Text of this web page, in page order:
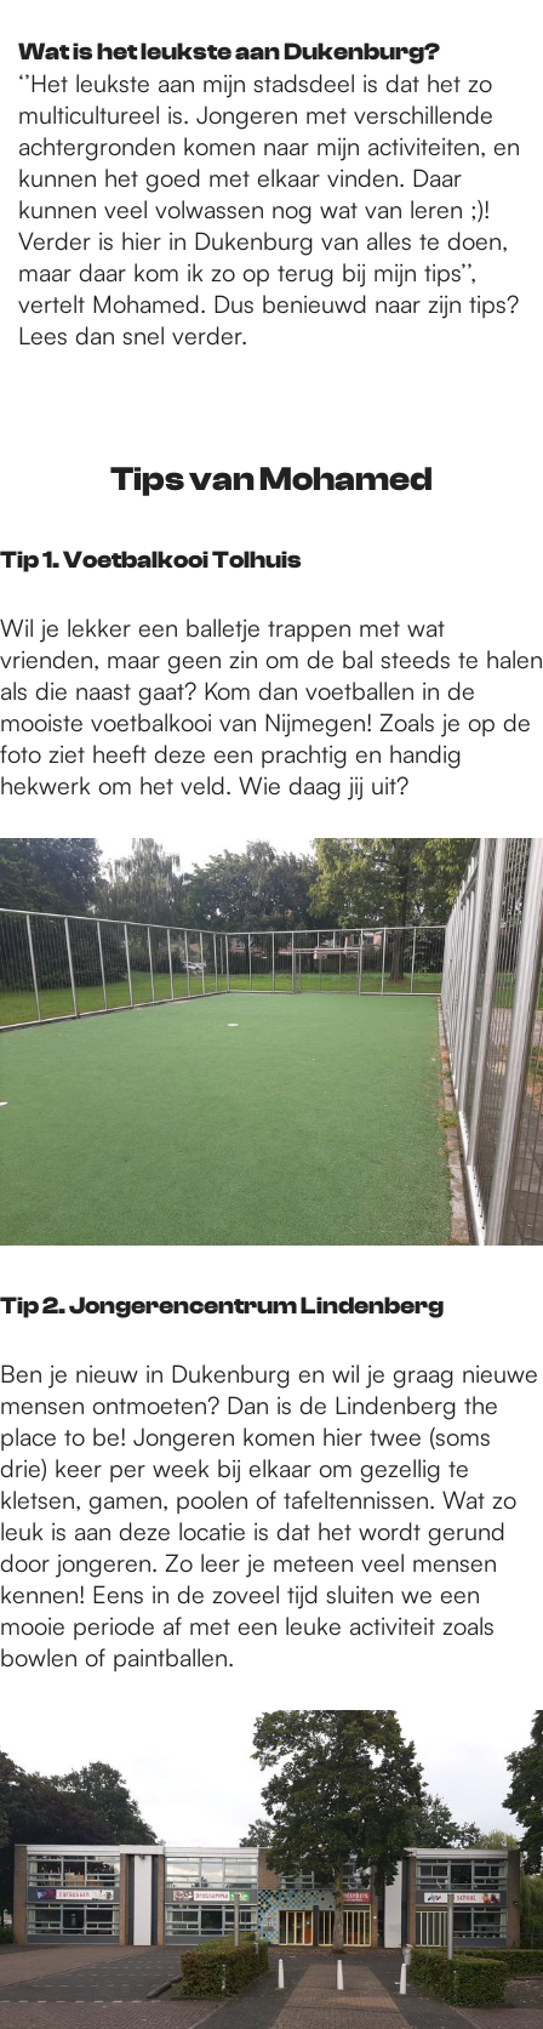
Wat is het leukste aan Dukenburg?
‘’Het leukste aan mijn stadsdeel is dat het zo
multicultureel is. Jongeren met verschillende
achtergronden komen naar mijn activiteiten, en
kunnen het goed met elkaar vinden. Daar
kunnen veel volwassen nog wat van leren ;)!
Verder is hier in Dukenburg van alles te doen,
maar daar kom ik zo op terug bij mijn tips’’,
vertelt Mohamed. Dus benieuwd naar zijn tips?
Lees dan snel verder.
Tips van Mohamed
Tip 1. Voetbalkooi Tolhuis
Wil je lekker een balletje trappen met wat
vrienden, maar geen zin om de bal steeds te halen
als die naast gaat? Kom dan voetballen in de
mooiste voetbalkooi van Nijmegen! Zoals je op de
foto ziet heeft deze een prachtig en handig
hekwerk om het veld. Wie daag jij uit?
Tip 2. Jongerencentrum Lindenberg
Ben je nieuw in Dukenburg en wil je graag nieuwe
mensen ontmoeten? Dan is de Lindenberg the
place to be! Jongeren komen hier twee (soms
drie) keer per week bij elkaar om gezellig te
kletsen, gamen, poolen of tafeltennissen. Wat zo
leuk is aan deze locatie is dat het wordt gerund
door jongeren. Zo leer je meteen veel mensen
kennen! Eens in de zoveel tijd sluiten we een
mooie periode af met een leuke activiteit zoals
bowlen of paintballen.